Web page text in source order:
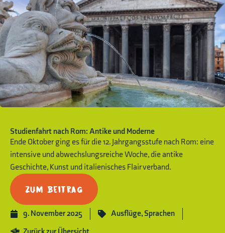
Studienfahrt nach Rom: Antike und Moderne
Ende Oktober ging es für die 12. Jahrgangsstufe nach Rom: eine
intensive und abwechslungsreiche Woche, die antike
Geschichte, Kunst und italienisches Flair verband.
Zum Beitrag
9. November 2025 Ausflüge, Sprachen